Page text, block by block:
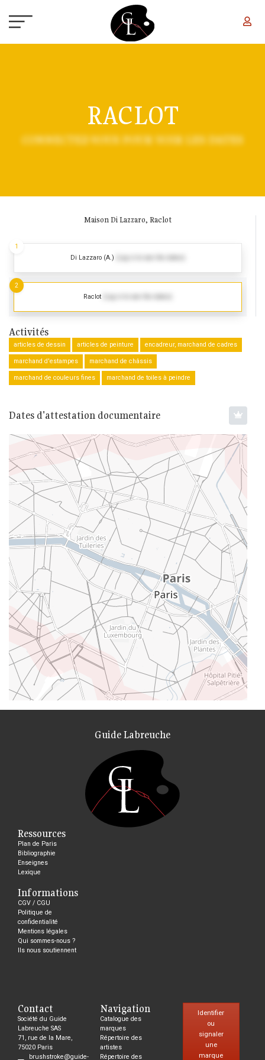
RACLOT
CONNECTEZ-VOUS POUR VOIR LES DATES
Maison Di Lazzaro, Raclot
Di Lazzaro (A.)
1
Raclot
2
Activités
articles de dessin articles de peinture encadreur, marchand de cadres
marchand d'estampes marchand de châssis
marchand de couleurs fines marchand de toiles à peindre
Dates d'attestation documentaire
Guide Labreuche
Ressources
Plan de Paris
Bibliographie
Enseignes
Lexique
Informations
CGV / CGU
Politique de
confidentialité
Mentions légales
Qui sommes-nous ?
Ils nous soutiennent
Contact
Société du Guide
Labreuche SAS
71, rue de la Mare,
75020 Paris
brushstroke@guide-
Navigation
Catalogue des
marques
Répertoire des
artistes
Répertoire des
Identifier
ou
signaler
une
marque